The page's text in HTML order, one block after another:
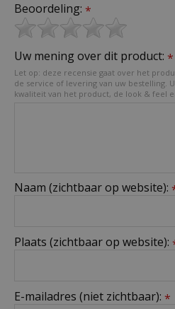
Beoordeling: *
Uw mening over dit product: *
Let op: deze recensie gaat over het
de service of levering van uw bestelling.
kwaliteit van het product, de look & feel
Naam (zichtbaar op website):
Plaats (zichtbaar op website):
E-mailadres (niet zichtbaar): *